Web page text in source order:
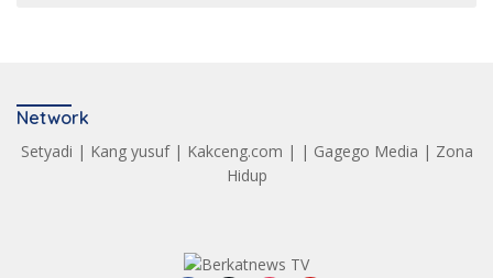
Network
Setyadi | Kang yusuf| Kakceng.com | | Gagego Media | Zona
Hidup